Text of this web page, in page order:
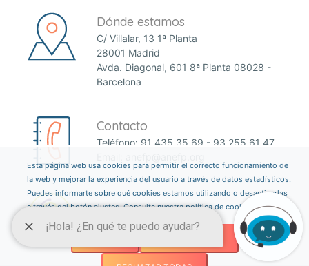
Dónde estamos
C/ Villalar, 13 1ª Planta
28001 Madrid
Avda. Diagonal, 601 8ª Planta 08028 -
Barcelona
Contacto
Teléfono: 91 435 35 69 - 93 255 61 47
Esta página web usa cookies para permitir el correcto funcionamiento de
la web y mejorar la experiencia del usuario a través de datos estadísticos.
Puedes informarte sobre qué cookies estamos utilizando o desactivarlas
a través del botón ajustes. Consulta nuestra política de cookiesaquí.